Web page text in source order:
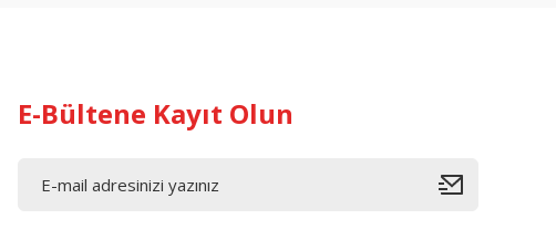
E-Bültene Kayıt Olun